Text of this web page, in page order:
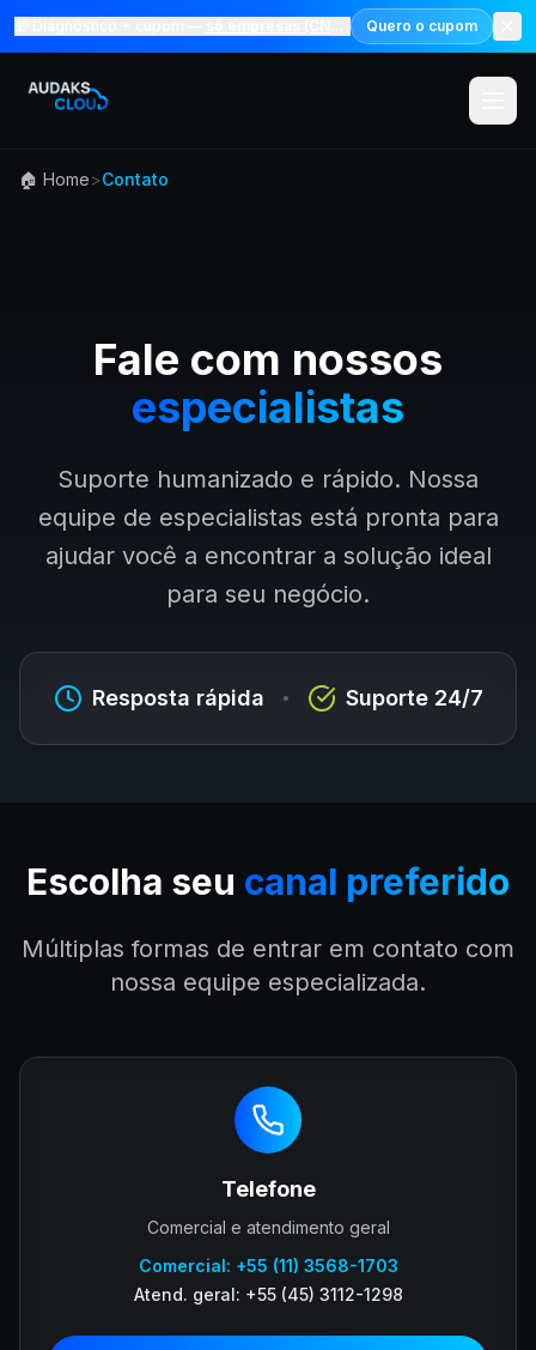
só empresas (CNPJ) Quero o cupom
Sobre
🏠 Home>Contato
Fale com nossos
especialistas
Suporte humanizado e rápido. Nossa
equipe de especialistas está pronta para
ajudar você a encontrar a solução ideal
para seu negócio.
Resposta rápida Suporte 24/7
Escolha seu canal preferido
Múltiplas formas de entrar em contato com
nossa equipe especializada.
Telefone
Comercial e atendimento geral
Comercial: +55 (11) 3568-1703
Atend. geral: +55 (45) 3112-1298